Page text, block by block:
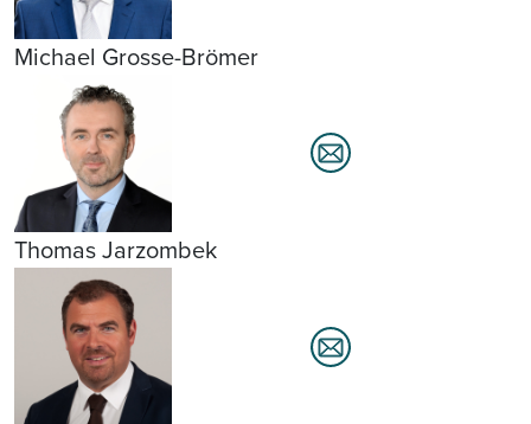
Michael Grosse-Brömer
Thomas Jarzombek